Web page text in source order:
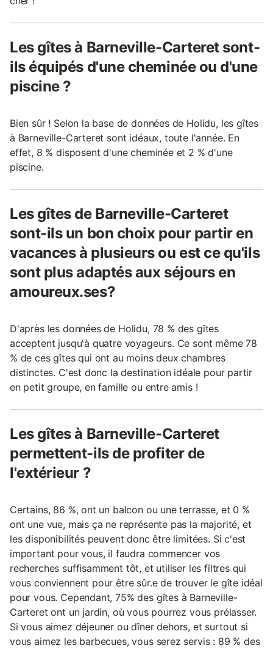
Les gîtes à Barneville-Carteret sont-
ils équipés d'une cheminée ou d'une
piscine ?
Bien sûr ! Selon la base de données de Holidu, les gîtes
à Barneville-Carteret sont idéaux, toute l'année. En
effet, 8 % disposent d'une cheminée et 2 % d'une
piscine.
Les gîtes de Barneville-Carteret
sont-ils un bon choix pour partir en
vacances à plusieurs ou est ce qu'ils
sont plus adaptés aux séjours en
amoureux.ses?
D'après les données de Holidu, 78 % des gîtes
acceptent jusqu'à quatre voyageurs. Ce sont même 78
% de ces gîtes qui ont au moins deux chambres
distinctes. C'est donc la destination idéale pour partir
en petit groupe, en famille ou entre amis !
Les gîtes à Barneville-Carteret
permettent-ils de profiter de
l'extérieur ?
Certains, 86 %, ont un balcon ou une terrasse, et 0 %
ont une vue, mais ça ne représente pas la majorité, et
les disponibilités peuvent donc être limitées. Si c'est
important pour vous, il faudra commencer vos
recherches suffisamment tôt, et utiliser les filtres qui
vous conviennent pour être sûr.e de trouver le gîte idéal
pour vous. Cependant, 75% des gîtes à Barneville-
Carteret ont un jardin, où vous pourrez vous prélasser.
Si vous aimez déjeuner ou dîner dehors, et surtout si
vous aimez les barbecues, vous serez servis : 89 % des